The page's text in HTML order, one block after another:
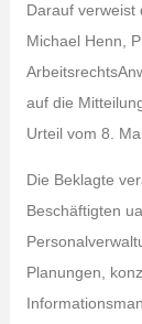
Darauf verweist
Michael Henn,
auf die
Urteil vom 8.
Die Beklagte
Beschäftigten
Planungen,